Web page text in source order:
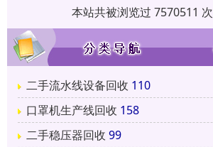
本站共被浏览过 7570511 次
二手流水线设备回收 110
口罩机生产线回收 158
二手稳压器回收 99